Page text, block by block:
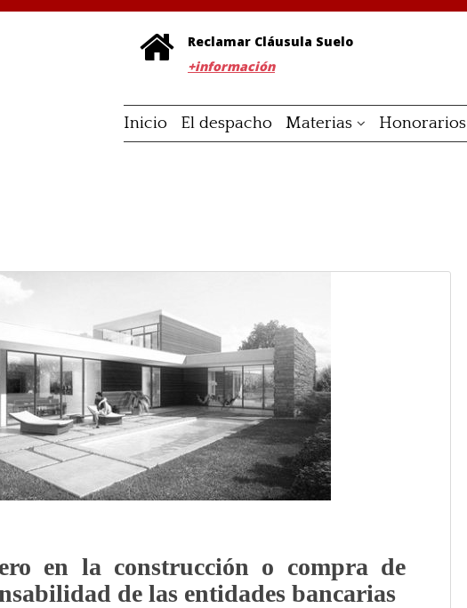
Reclamar Cláusula Suelo
+información
Inicio El despacho Materias Honorarios
en la construcción o compra de
de las entidades bancarias